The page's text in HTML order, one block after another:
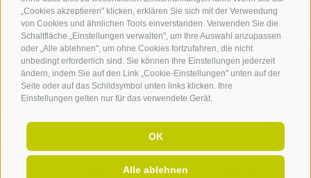
„Cookies akzeptieren" klicken, erklären Sie sich mit der Verwendung
von Cookies und ähnlichen Tools einverstanden. Verwenden Sie die
Schaltfläche „Einstellungen verwalten", um Ihre Auswahl anzupassen
oder „Alle ablehnen", um ohne Cookies fortzufahren, die nicht
unbedingt erforderlich sind. Sie können Ihre Einstellungen jederzeit
ändern, indem Sie auf den Link „Cookie-Einstellungen" unten auf der
Seite oder auf das Schildsymbol unten links klicken. Ihre
Einstellungen gelten nur für das verwendete Gerät.
OK
Alle ablehnen
ANREISE
Impressum . Partner